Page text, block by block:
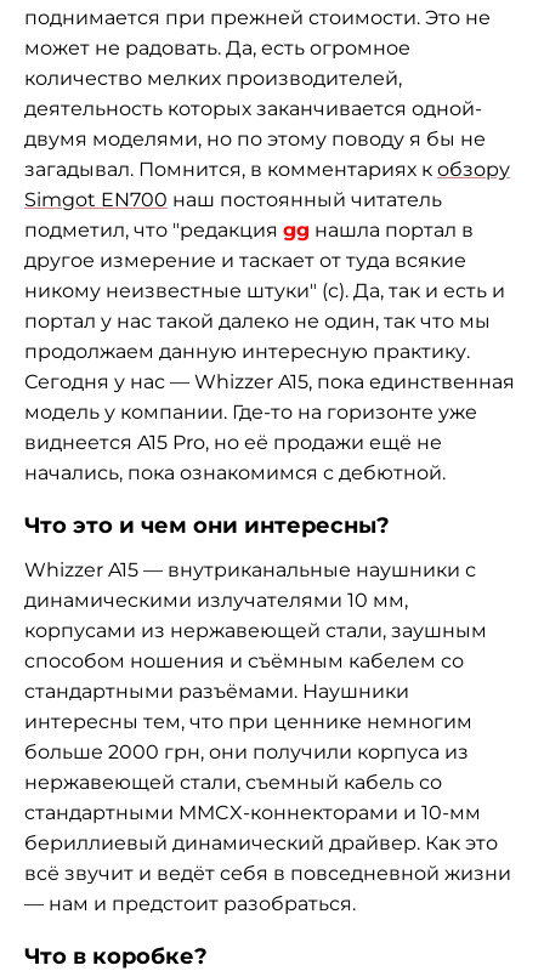
поднимается при прежней стоимости. Это не
может не радовать. Да, есть огромное
количество мелких производителей,
деятельность которых заканчивается одной-
двумя моделями, но по этому поводу я бы не
загадывал. Помнится, в комментариях к обзору
Simgot EN700 наш постоянный читатель
подметил, что "редакция gg нашла портал в
другое измерение и таскает от туда всякие
никому неизвестные штуки" (с). Да, так и есть и
портал у нас такой далеко не один, так что мы
продолжаем данную интересную практику.
Сегодня у нас — Whizzer A15, пока единственная
модель у компании. Где-то на горизонте уже
виднеется A15 Pro, но её продажи ещё не
начались, пока ознакомимся с дебютной.
Что это и чем они интересны?
Whizzer A15 — внутриканальные наушники с
динамическими излучателями 10 мм,
корпусами из нержавеющей стали, заушным
способом ношения и съёмным кабелем со
стандартными разъёмами. Наушники
интересны тем, что при ценнике немногим
больше 2000 грн, они получили корпуса из
нержавеющей стали, съемный кабель со
стандартными MMCX-коннекторами и 10-мм
бериллиевый динамический драйвер. Как это
всё звучит и ведёт себя в повседневной жизни
— нам и предстоит разобраться.
Что в коробке?